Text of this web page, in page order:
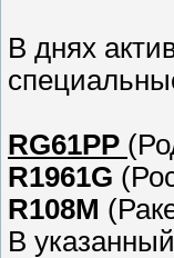
В днях
RG61PP
R1961G
R108M
В